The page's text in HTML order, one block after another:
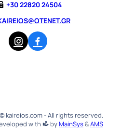
+30 22820 24504
kaireios.com - All rights reserved.
with
by MainSys & AMS